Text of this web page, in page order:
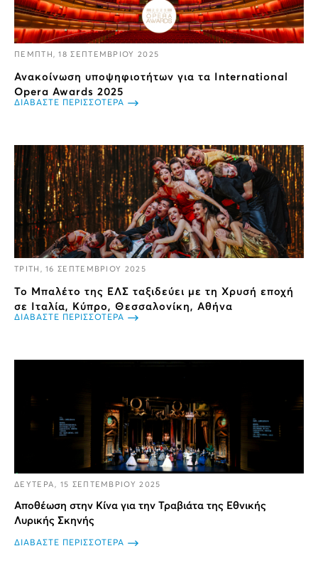
ΠΕΜΠΤΗ, 18 ΣΕΠΤΕΜΒΡΙΟΥ 2025
Ανακοίνωση υποψηφιοτήτων για τα International
Opera Awards 2025
ΔΙΑΒΑΣΤΕ ΠΕΡΙΣΣΟΤΕΡΑ
ΤΡΙΤΗ, 16 ΣΕΠΤΕΜΒΡΙΟΥ 2025
Το Μπαλέτο της ΕΛΣ ταξιδεύει με τη Χρυσή εποχή
σε Ιταλία, Κύπρο, Θεσσαλονίκη, Αθήνα
ΔΙΑΒΑΣΤΕ ΠΕΡΙΣΣΟΤΕΡΑ
ΔΕΥΤΕΡΑ, 15 ΣΕΠΤΕΜΒΡΙΟΥ 2025
Αποθέωση στην Κίνα για την Τραβιάτα της Εθνικής
Λυρικής Σκηνής
ΔΙΑΒΑΣΤΕ ΠΕΡΙΣΣΟΤΕΡΑ